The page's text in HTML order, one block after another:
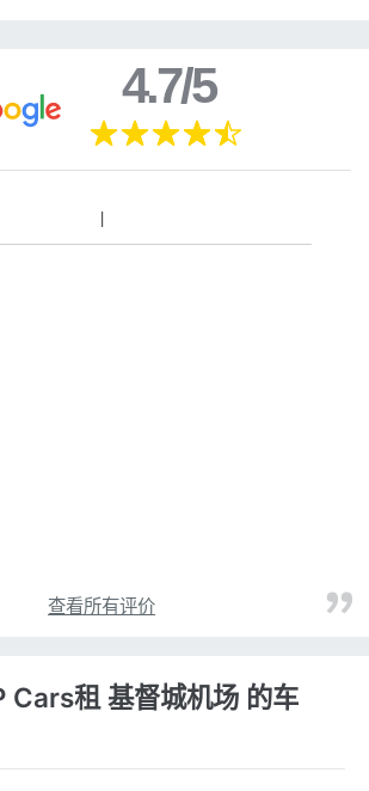
4.7/5
查看所有评价
Cars租 基督城机场 的车